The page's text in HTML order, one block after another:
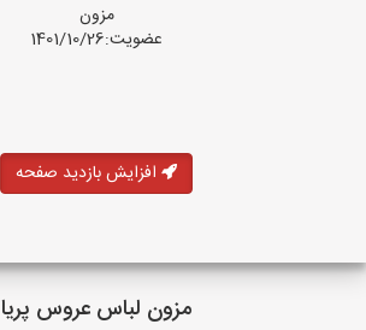
مزون
عضویت:1401/10/26
افزایش بازدید صفحه
مزون لباس عروس پریا